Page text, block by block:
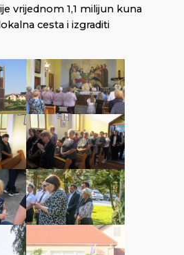
vrijednom 1,1 milijun kuna
cesta i izgraditi